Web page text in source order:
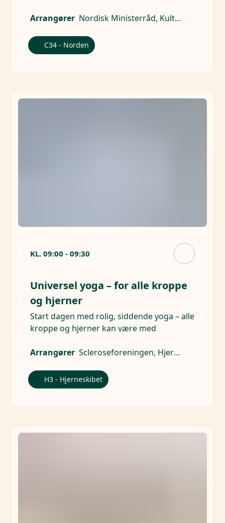
Arrangører Nordisk Ministerråd, Kulturforeningen Meigart
C34 - Norden
KL. 09:00 - 09:30
Universel yoga – for alle kroppe
og hjerner
Start dagen med rolig, siddende yoga – alle
kroppe og hjerner kan være med
Arrangører Scleroseforeningen, Hjerneskadeforeningen, Alzheimerforeningen, CP Danmark - Landsforeningen for cerebral parese, Hjernesagen, Parkinsonforeningen, Hjernerystelsesforeningen
H3 - Hjerneskibet